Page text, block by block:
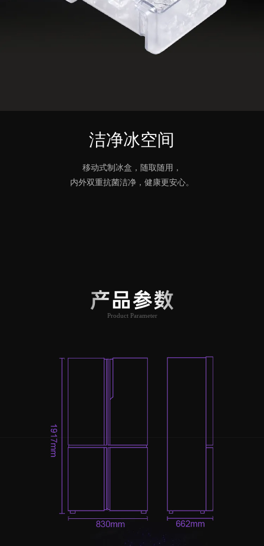
洁净冰空间
移动式制冰盒，随取随用，
内外双重抗菌洁净，健康更安心。
产品参数
Product Parameter